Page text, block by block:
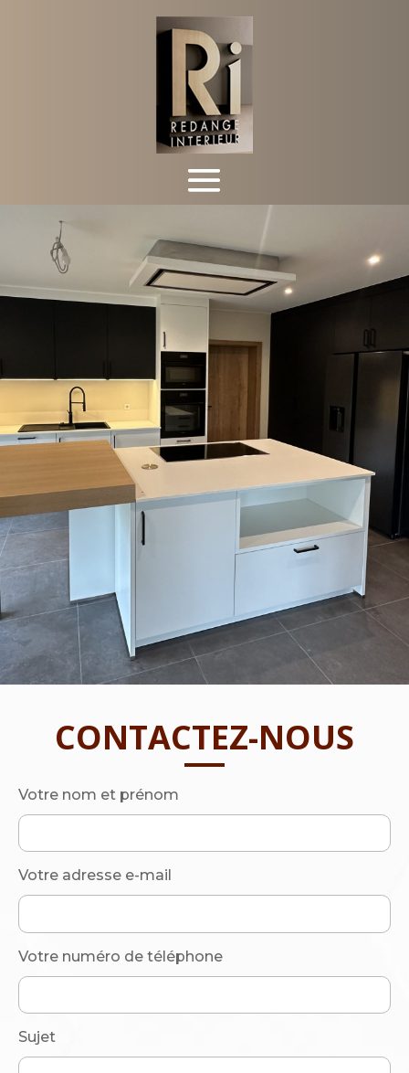
CONTACTEZ-NOUS
Votre nom et prénom
Votre adresse e-mail
Votre numéro de téléphone
Sujet